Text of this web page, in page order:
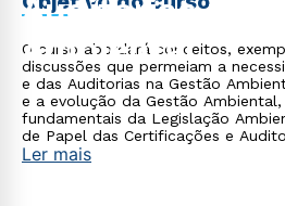
Auditorias na
Ambiental
O curso abordará conceitos,
discussões que permeiam a
e das Auditorias na Gestão
e a evolução da Gestão
fundamentais da Legislação Ambiental. Ao final do
de Papel das Certificações e
Ambiental - EAD 100% on-line,
Ler mais